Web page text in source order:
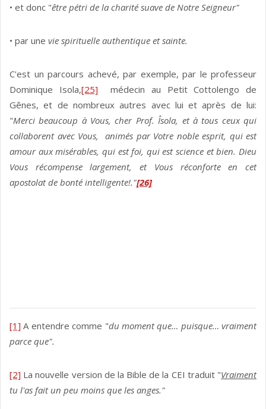
• et donc "être pétri de la charité suave de Notre Seigneur"
• par une vie spirituelle authentique et sainte.
C'est un parcours achevé, par exemple, par le professeur
Dominique Isola,[25] médecin au Petit Cottolengo de
Gênes, et de nombreux autres avec lui et après de lui:
"Merci beaucoup à Vous, cher Prof. Îsola, et à tous ceux qui
collaborent avec Vous, animés par Votre noble esprit, qui est
amour aux misérables, qui est foi, qui est science et bien. Dieu
Vous récompense largement, et Vous réconforte en cet
apostolat de bonté intelligente!."[26]
[1] A entendre comme "du moment que… puisque… vraiment
parce que".
[2] La nouvelle version de la Bible de la CEI traduit "Vraiment
tu l'as fait un peu moins que les anges."